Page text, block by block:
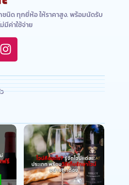
ชนิด ทุกยี่ห้อ ให้ราคาสูง. พร้อมนัดรับ
มีค่าใช้จ่าย